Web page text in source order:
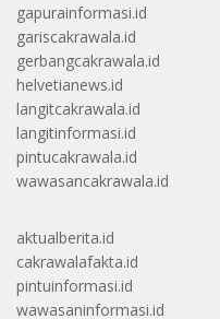
gapurainformasi.id
gariscakrawala.id
gerbangcakrawala.id
helvetianews.id
langitcakrawala.id
langitinformasi.id
pintucakrawala.id
wawasancakrawala.id
aktualberita.id
cakrawalafakta.id
pintuinformasi.id
wawasaninformasi.id